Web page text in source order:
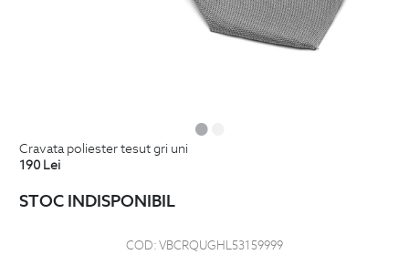
cravata poliester tesut gri uni
190 Lei
STOC INDISPONIBIL
COD:VBCRQUGHL53159999